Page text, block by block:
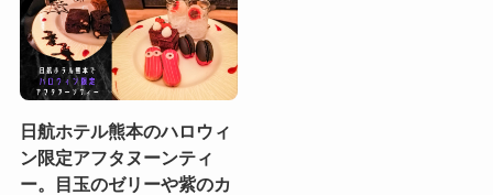
日航ホテル熊本のハロウィ
ン限定アフタヌーンティ
ー。目玉のゼリーや紫のカ